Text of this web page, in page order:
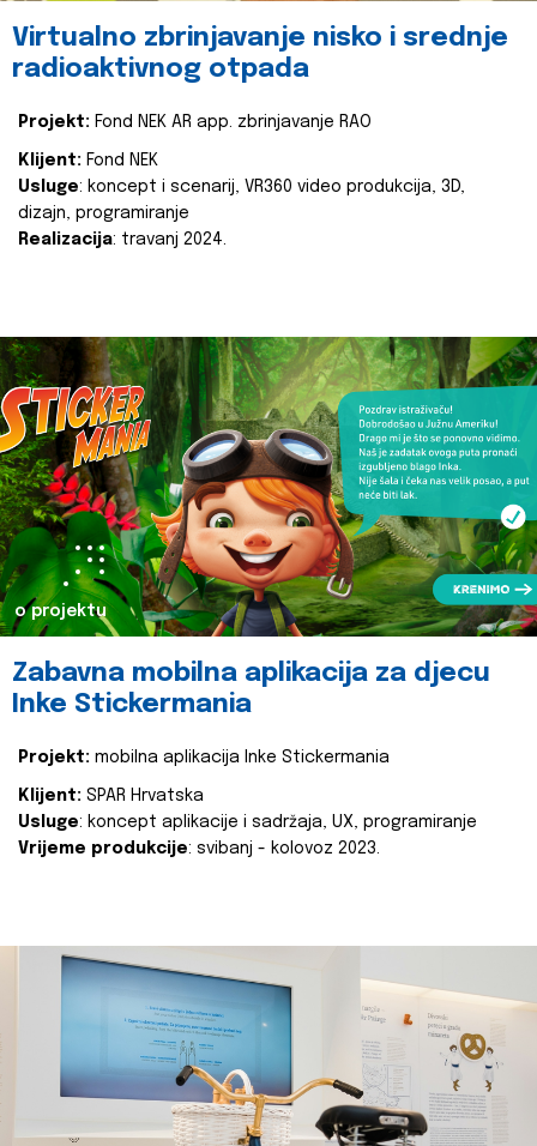
Virtualno zbrinjavanje nisko i srednje
radioaktivnog otpada
Projekt: Fond NEK AR app. zbrinjavanje RAO
Klijent: Fond NEK
Usluge: koncept i scenarij, VR360 video produkcija, 3D,
dizajn, programiranje
Realizacija: travanj 2024.
o projektu
Zabavna mobilna aplikacija za djecu
Inke Stickermania
Projekt: mobilna aplikacija Inke Stickermania
Klijent: SPAR Hrvatska
Usluge: koncept aplikacije i sadržaja, UX, programiranje
Vrijeme produkcije: svibanj - kolovoz 2023.